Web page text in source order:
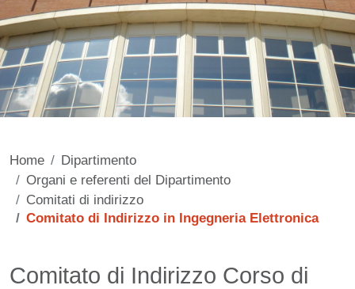
Home
Dipartimento
Organi e referenti del Dipartimento
Comitati di indirizzo
Comitato di Indirizzo in Ingegneria Elettronica
Contenuto
Comitato di Indirizzo Corso di